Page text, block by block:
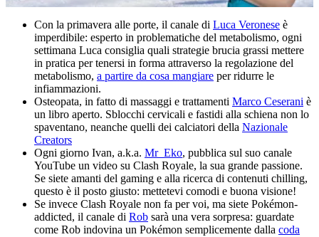
Con la primavera alle porte, il canale di Luca Veronese è
imperdibile: esperto in problematiche del metabolismo, ogni
settimana Luca consiglia quali strategie brucia grassi mettere
in pratica per tenersi in forma attraverso la regolazione del
metabolismo, a partire da cosa mangiare per ridurre le
infiammazioni.
Osteopata, in fatto di massaggi e trattamenti Marco Ceserani è
un libro aperto. Sblocchi cervicali e fastidi alla schiena non lo
spaventano, neanche quelli dei calciatori della Nazionale
Creators
Ogni giorno Ivan, a.k.a. Mr_Eko, pubblica sul suo canale
YouTube un video su Clash Royale, la sua grande passione.
Se siete amanti del gaming e alla ricerca di contenuti chilling,
questo è il posto giusto: mettetevi comodi e buona visione!
Se invece Clash Royale non fa per voi, ma siete Pokémon-
addicted, il canale di Rob sarà una vera sorpresa: guardate
come Rob indovina un Pokémon semplicemente dalla coda